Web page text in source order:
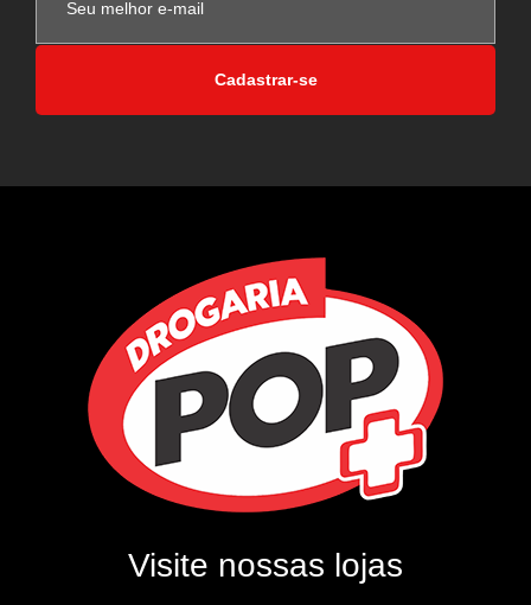
Cadastrar-se
Visite nossas lojas